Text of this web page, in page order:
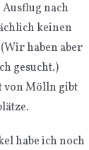
nach
keinen
haben aber
gesucht.)
von Mölln gibt
habe ich noch